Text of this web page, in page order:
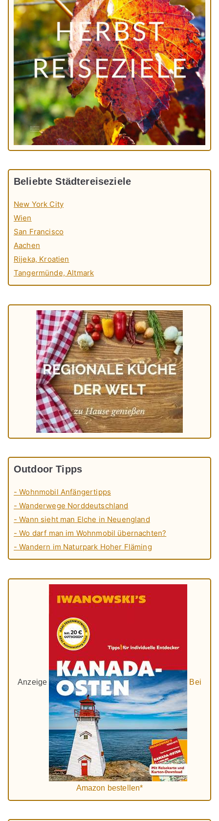
Beliebte Städtereiseziele
New York City
Wien
San Francisco
Aachen
Rijeka, Kroatien
Tangermünde, Altmark
Outdoor Tipps
- Wohnmobil Anfängertipps
- Wanderwege Norddeutschland
- Wann sieht man Elche in Neuengland
- Wo darf man im Wohnmobil übernachten?
- Wandern im Naturpark Hoher Fläming
Anzeige Bei
Amazon bestellen*